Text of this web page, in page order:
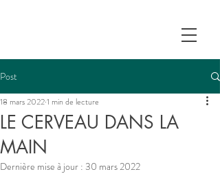
Post
LE CERVEAU DANS LA
MAIN
18 mars 20221 min de lecture
Dernière mise à jour : 30 mars 2022